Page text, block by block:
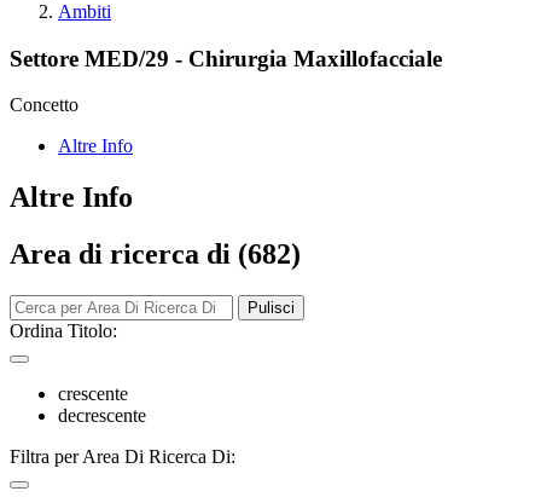
Ambiti
Settore MED/29 - Chirurgia Maxillofacciale
Concetto
Altre Info
Altre Info
Area di ricerca di (682)
Pulisci
Ordina Titolo:
crescente
decrescente
Filtra per Area Di Ricerca Di: